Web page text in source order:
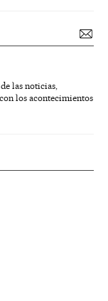
las noticias,
los acontecimientos